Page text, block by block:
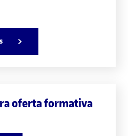
oferta formativa